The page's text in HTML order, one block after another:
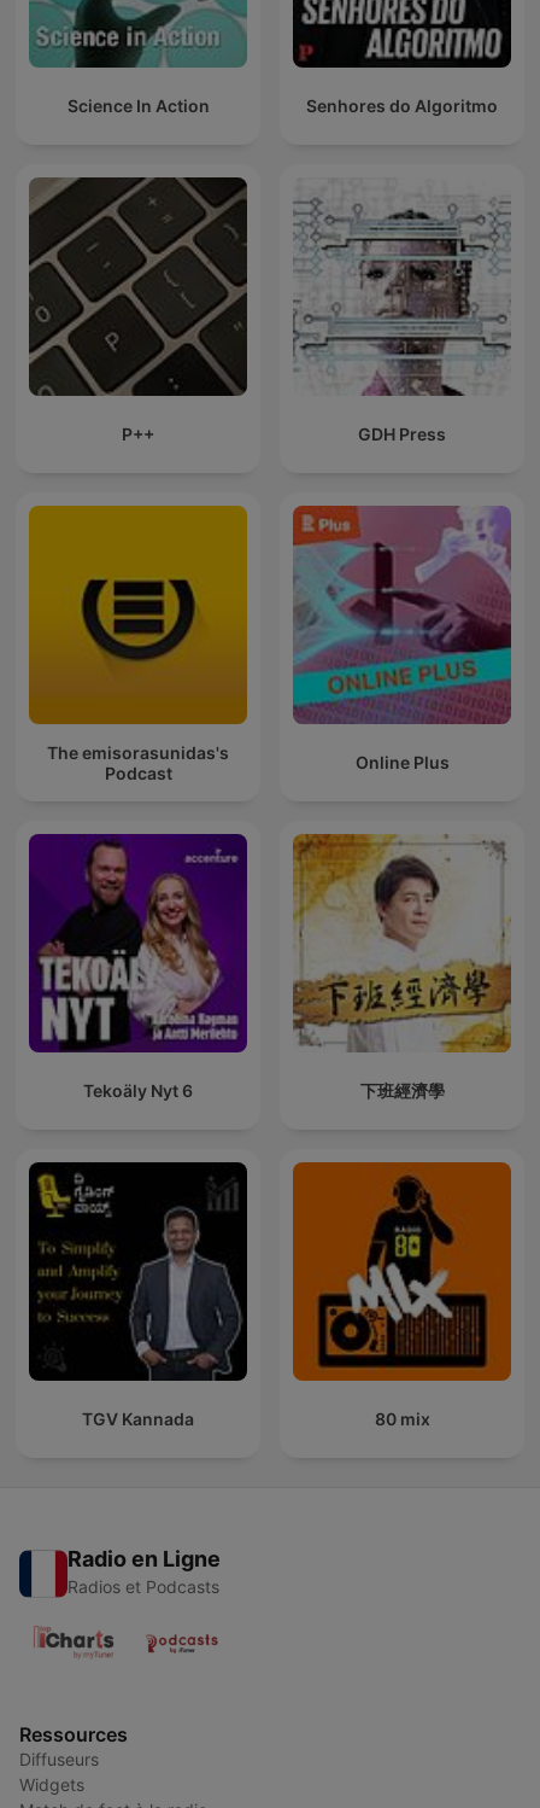
Science In Action Senhores do Algoritmo
P++ GDH Press
The emisorasunidas's
Podcast
Online Plus
Tekoäly Nyt 6 下班經濟學
TGV Kannada 80 mix
Radio en Ligne
Radios et Podcasts
Ressources
Diffuseurs
Widgets